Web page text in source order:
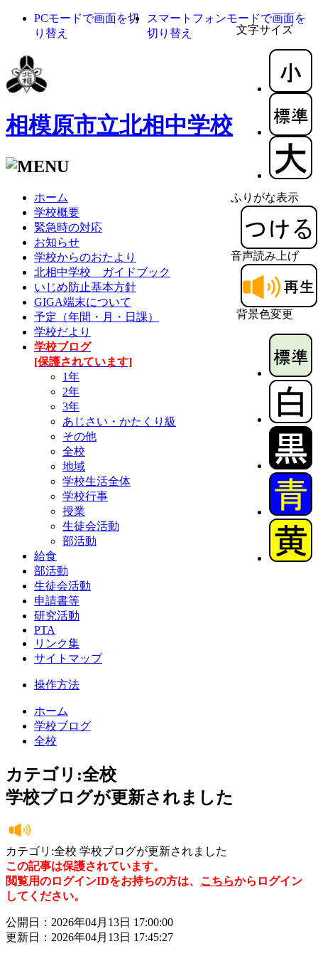
文字サイズ
ふりがな表示
音声読み上げ
背景色変更
PCモードで画面を切
り替え
スマートフォンモードで画面を
切り替え
相模原市立北相中学校
ホーム
学校概要
緊急時の対応
お知らせ
学校からのおたより
北相中学校 ガイドブック
いじめ防止基本方針
GIGA端末について
予定（年間・月・日課）
学校だより
学校ブログ
[保護されています]
1年
2年
3年
あじさい・かたくり級
その他
全校
地域
学校生活全体
学校行事
授業
生徒会活動
部活動
給食
部活動
生徒会活動
申請書等
研究活動
PTA
リンク集
サイトマップ
操作方法
ホーム
学校ブログ
全校
カテゴリ:全校
学校ブログが更新されました
カテゴリ:全校 学校ブログが更新されました
この記事は保護されています。
閲覧用のログインIDをお持ちの方は、 こちらからログイン
してください。
公開日：2026年04月13日 17:00:00
更新日：2026年04月13日 17:45:27